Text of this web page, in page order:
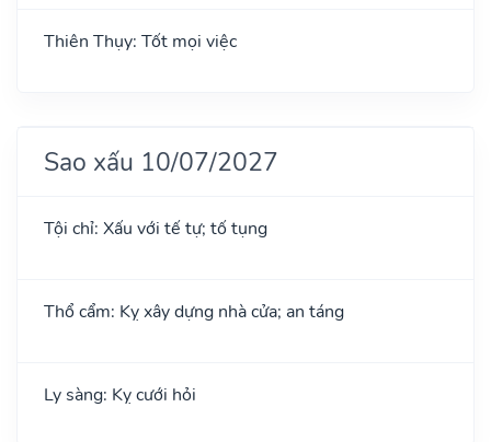
Thiên Thụy: Tốt mọi việc
Sao xấu 10/07/2027
Tội chỉ: Xấu với tế tự; tố tụng
Thổ cẩm: Kỵ xây dựng nhà cửa; an táng
Ly sàng: Kỵ cưới hỏi